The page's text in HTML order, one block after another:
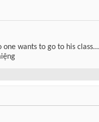
wants to go to his class...